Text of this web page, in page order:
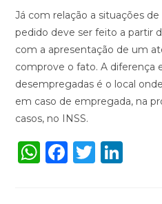
Já com relação a situações
pedido deve ser feito a partir
com a apresentação de um
comprove o fato. A diferença
desempregadas é o local
em caso de empregada, na
casos, no INSS.
W F
T